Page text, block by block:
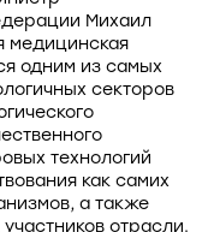
Михаил
медицинская
одним из самых
секторов
технологий
как самих
а также
отрасли.